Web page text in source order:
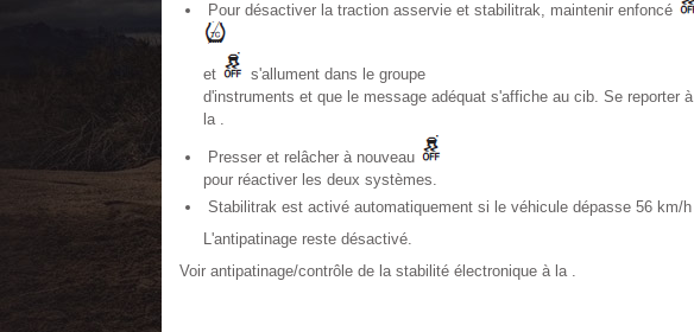
Pour désactiver la traction asservie et stabilitrak, maintenir enfoncé
et
s'allument dans le groupe
d'instruments et que le message adéquat s'affiche au cib. Se reporter
la .
Presser et relâcher à nouveau
pour réactiver les deux systèmes.
Stabilitrak est activé automatiquement si le véhicule dépasse 56 km/
L'antipatinage reste désactivé.
Voir antipatinage/contrôle de la stabilité électronique à la .